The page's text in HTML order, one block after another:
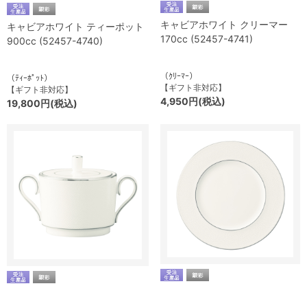
キャビアホワイト ティーポット
900cc (52457-4740)
（ﾃｨｰﾎﾟｯﾄ）
【ギフト非対応】
19,800円(税込)
キャビアホワイト クリーマー
170cc (52457-4741)
（ｸﾘｰﾏｰ）
【ギフト非対応】
4,950円(税込)